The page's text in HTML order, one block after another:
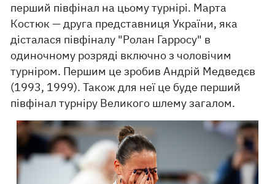
перший півфінал на цьому турнірі. Марта
Костюк — друга представниця України, яка
дісталася півфіналу "Ролан Гарросу" в
одиночному розряді включно з чоловічим
турніром. Першим це зробив Андрій Медведєв
(1993, 1999). Також для неї це буде перший
півфінал турніру Великого шлему загалом.